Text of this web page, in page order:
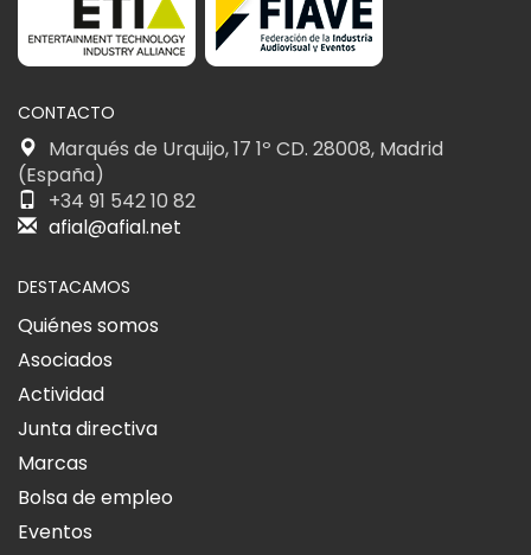
CONTACTO
Marqués de Urquijo, 17 1º CD. 28008, Madrid
(España)
+34 91 542 10 82
afial@afial.net
DESTACAMOS
Quiénes somos
Asociados
Actividad
Junta directiva
Marcas
Bolsa de empleo
Eventos